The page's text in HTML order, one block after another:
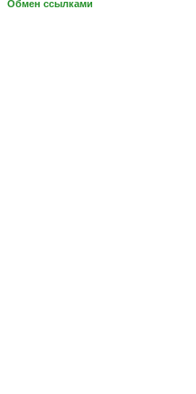
Обмен ссылками